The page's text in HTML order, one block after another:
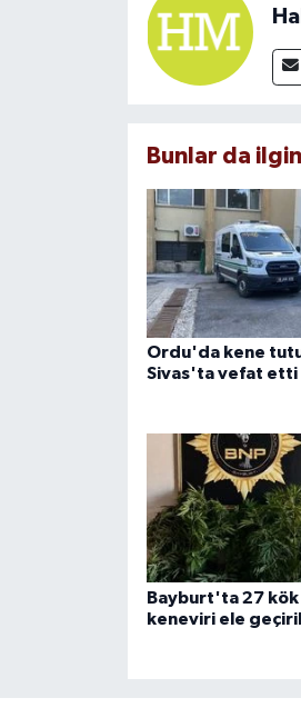
Bunlar da
Ordu'da kene
Sivas'ta vefat etti
Bayburt'ta 27 kök
keneviri ele